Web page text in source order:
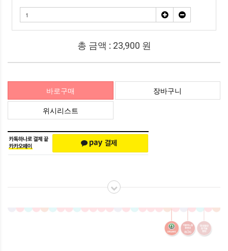
총 금액 : 23,900 원
바로구매
장바구니
위시리스트